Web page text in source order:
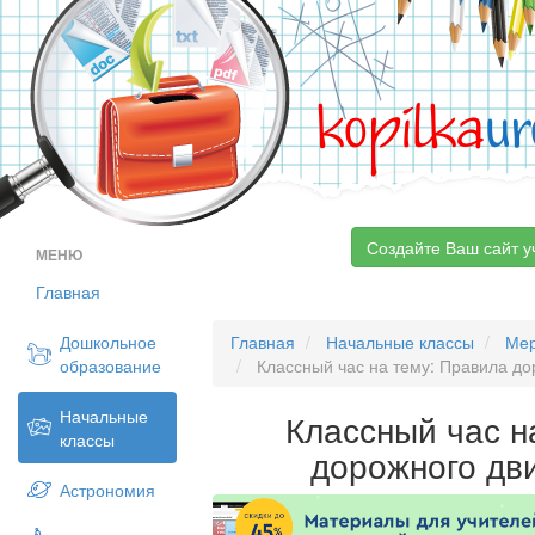
kopilka
МЕНЮ
Главная
Дошкольное
образование
Начальные
классы
Астрономия
Создайте Ваш сайт
Главная Начальные классы
Классный час на тему: Правила
Классный час
дорожного